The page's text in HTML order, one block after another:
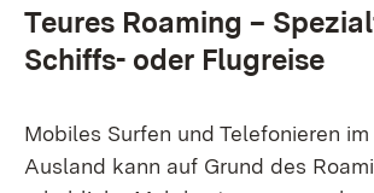
Teures Roaming –
Schiffs- oder Flugreise
Mobiles Surfen und Telefonieren
Ausland kann auf Grund des